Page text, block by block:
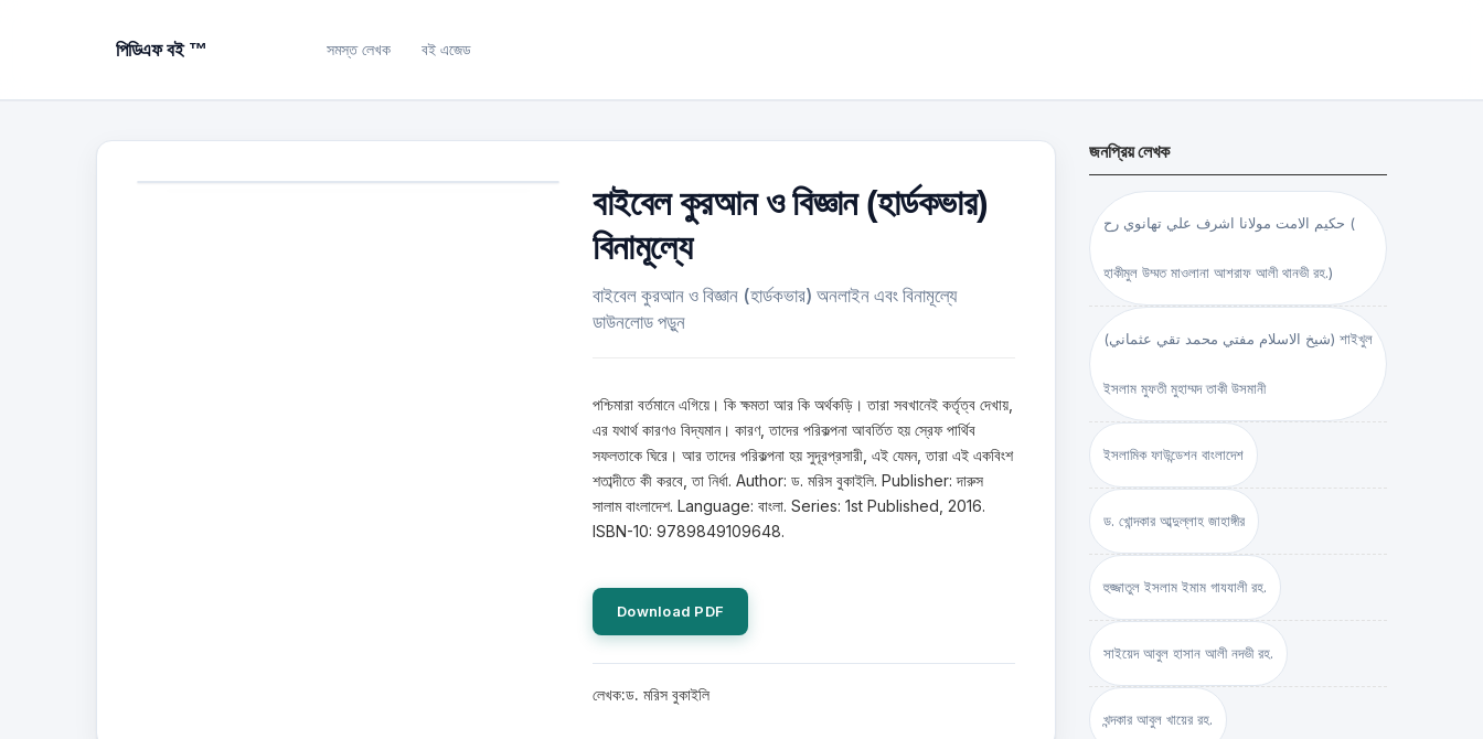
পিডিএফ বই ™ সমস্ত লেখক বই এজেড
বাইবেল কুরআন ও বিজ্ঞান (হার্ডকভার)
বিনামূল্যে
বাইবেল কুরআন ও বিজ্ঞান (হার্ডকভার) অনলাইন এবং বিনামূল্যে
ডাউনলোড পড়ুন
পশ্চিমারা বর্তমানে এগিয়ে। কি ক্ষমতা আর কি অর্থকড়ি। তারা সবখানেই কর্তৃত্ব দেখায়,
এর যথার্থ কারণও বিদ্যমান। কারণ, তাদের পরিকল্পনা আবর্তিত হয় স্রেফ পার্থিব
সফলতাকে ঘিরে। আর তাদের পরিকল্পনা হয় সুদূরপ্রসারী, এই যেমন, তারা এই একবিংশ
শতাব্দীতে কী করবে, তা নির্ধা. Author: ড. মরিস বুকাইলি. Publisher: দারুস
সালাম বাংলাদেশ. Language: বাংলা. Series: 1st Published, 2016.
ISBN-10: 9789849109648.
Download PDF
লেখক:ড. মরিস বুকাইলি
জনপ্রিয় লেখক
حكيم الامت مولانا اشرف علي تهانوي رح (
হাকীমুল উম্মত মাওলানা আশরাফ আলী থানভী রহ.)
(شيخ الاسلام مفتي محمد تقي عثماني) শাইখুল
ইসলাম মুফতী মুহাম্মদ তাকী উসমানী
ইসলামিক ফাউন্ডেশন বাংলাদেশ
ড. খোন্দকার আব্দুল্লাহ জাহাঙ্গীর
হুজ্জাতুল ইসলাম ইমাম গাযযালী রহ.
সাইয়েদ আবুল হাসান আলী নদভী রহ.
খন্দকার আবুল খায়ের রহ.